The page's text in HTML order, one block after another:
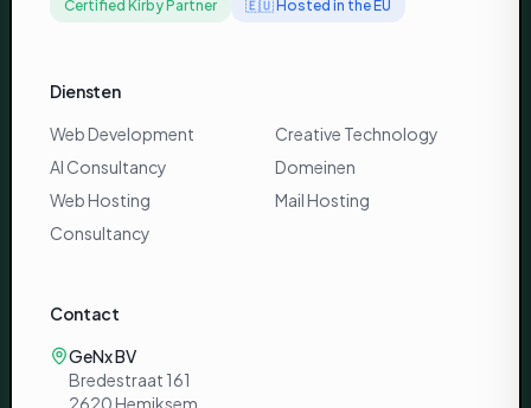
Certified Kirby Partner 🇪🇺Hosted in the EU
Diensten
Web Development
Creative Technology
AI Consultancy
Domeinen
Web Hosting
Mail Hosting
Consultancy
Contact
GeNx BV
Bredestraat 161
2620 Hemiksem